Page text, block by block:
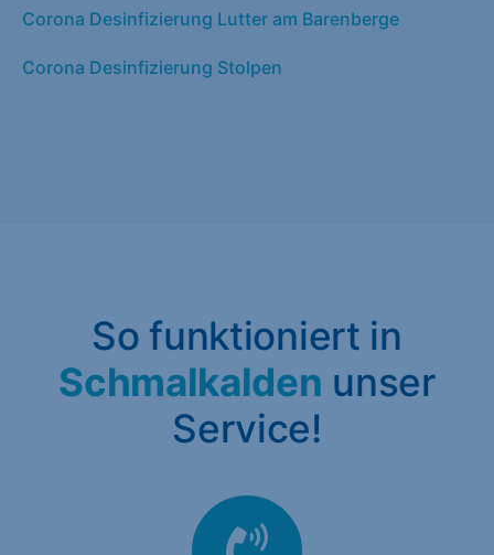
Corona Desinfizierung Lutter am Barenberge
Corona Desinfizierung Stolpen
So funktioniert in
Schmalkalden unser
Service!